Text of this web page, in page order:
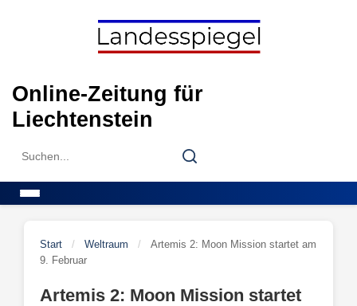
Online-Zeitung für
Liechtenstein
Search
Search
Start / Weltraum /
Artemis 2: Moon Mission startet am
9. Februar
Artemis 2: Moon Mission startet